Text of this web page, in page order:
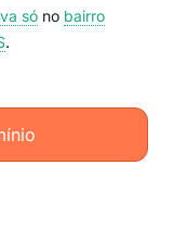
só no bairro
.